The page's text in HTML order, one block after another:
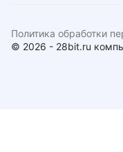
© 2026 - 28bit.ru
Политика обработки